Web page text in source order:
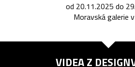
od 20.11.2025 do
Moravská galerie
VIDEA Z